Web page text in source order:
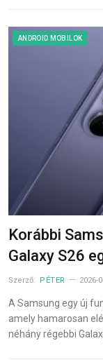
ANDROID MOBILOK
Korábbi
Galaxy S26
Szerző: PÉTER 2026-
A Samsung egy új
amely hamarosan
néhány régebbi